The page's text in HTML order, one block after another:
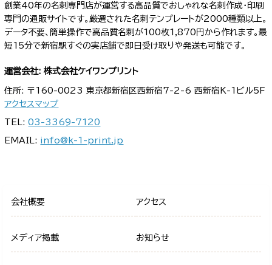
創業40年の名刺専門店が運営する高品質でおしゃれな名刺作成・印刷
専門の通販サイトです。厳選された名刺テンプレートが2000種類以上。
データ不要、簡単操作で高品質名刺が100枚1,870円から作れます。最
短15分で新宿駅すぐの実店舗で即日受け取りや発送も可能です。
運営会社: 株式会社ケイワンプリント
住所: 〒160-0023 東京都新宿区西新宿7-2-6 西新宿K-1ビル5F
アクセスマップ
TEL:03-3369-7120
EMAIL: info@k-1-print.jp
会社概要 アクセス
メディア掲載 お知らせ